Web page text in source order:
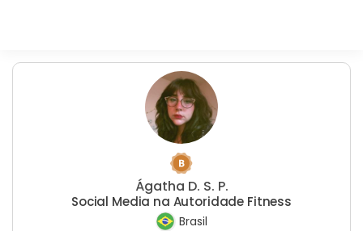
Ágatha D. S. P.
Social Media na Autoridade Fitness
Brasil